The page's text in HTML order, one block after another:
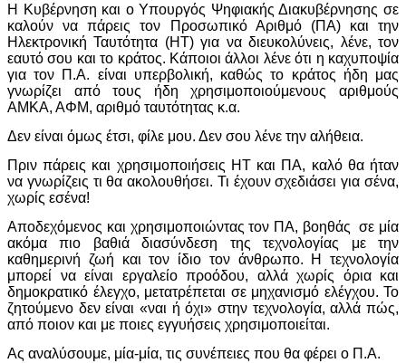
Η Κυβέρνηση και ο Υπουργός Ψηφιακής Διακυβέρνησης σε
καλούν να πάρεις τον Προσωπικό Αριθμό (ΠΑ) και την
Ηλεκτρονική Ταυτότητα (ΗΤ) για να διευκολύνεις, λένε, τον
εαυτό σου και το κράτος. Κάποιοι άλλοι λένε ότι η καχυποψία
για τον Π.Α. είναι υπερβολική, καθώς το κράτος ήδη μας
γνωρίζει από τους ήδη χρησιμοποιούμενους αριθμούς
ΑΜΚΑ, ΑΦΜ, αριθμό ταυτότητας κ.α.
Δεν είναι όμως έτσι, φίλε μου. Δεν σου λένε την αλήθεια.
Πριν πάρεις και χρησιμοποιήσεις ΗΤ και ΠΑ, καλό θα ήταν
να γνωρίζεις τι θα ακολουθήσει. Τι έχουν σχεδιάσει για σένα,
χωρίς εσένα!
Αποδεχόμενος και χρησιμοποιώντας τον ΠΑ, βοηθάς σε μία
ακόμα πιο βαθιά διασύνδεση της τεχνολογίας με την
καθημερινή ζωή και τον ίδιο τον άνθρωπο. Η τεχνολογία
μπορεί να είναι εργαλείο προόδου, αλλά χωρίς όρια και
δημοκρατικό έλεγχο, μετατρέπεται σε μηχανισμό ελέγχου. Το
ζητούμενο δεν είναι «ναι ή όχι» στην τεχνολογία, αλλά πώς,
από ποιον και με ποιες εγγυήσεις χρησιμοποιείται.
Ας αναλύσουμε, μία-μία, τις συνέπειες που θα φέρει ο Π.Α.